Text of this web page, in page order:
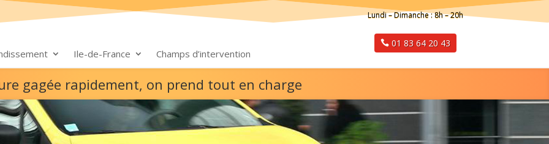
Ile-de-France Champs d’intervention
Lundi – Dimanche : 8h – 20h
01 83 64 20 43
gagée rapidement, on prend tout en charge